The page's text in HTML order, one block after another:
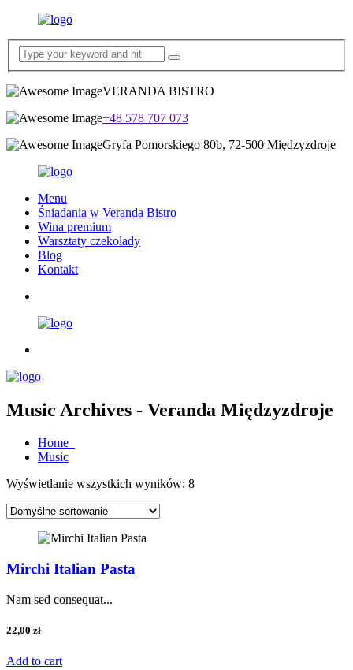
VERANDA BISTRO
+48 578 707 073
Gryfa Pomorskiego 80b, 72-500 Międzyzdroje
Menu
Śniadania w Veranda Bistro
Wina premium
Warsztaty czekolady
Blog
Kontakt
Music Archives - Veranda Międzyzdroje
Home
Music
Wyświetlanie wszystkich wyników: 8
Mirchi Italian Pasta
Nam sed consequat...
22,00 zł
Add to cart